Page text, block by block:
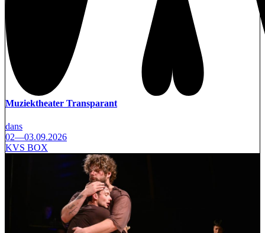
Muziektheater Transparant
dans
02—03.09.2026
KVS BOX